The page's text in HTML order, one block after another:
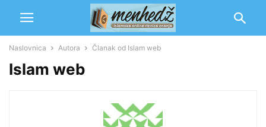
Naslovnica Autora Članak od Islam web
Islam web